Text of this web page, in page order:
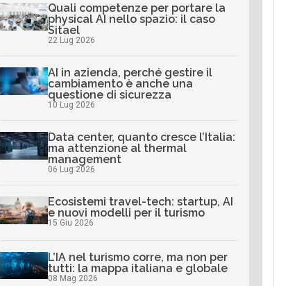
Quali competenze per portare la
physical AI nello spazio: il caso
Sitael
22 Lug 2026
AI in azienda, perché gestire il
cambiamento è anche una
questione di sicurezza
10 Lug 2026
Data center, quanto cresce l’Italia:
ma attenzione al thermal
management
06 Lug 2026
Ecosistemi travel-tech: startup, AI
e nuovi modelli per il turismo
15 Giu 2026
L’IA nel turismo corre, ma non per
tutti: la mappa italiana e globale
08 Mag 2026